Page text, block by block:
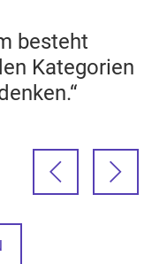
besteht
Kategorien